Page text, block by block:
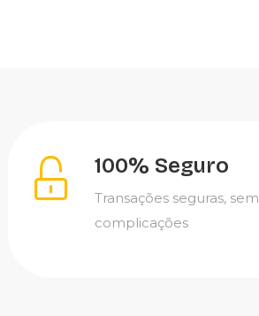
100% Seguro
Transações seguras, sem
complicações